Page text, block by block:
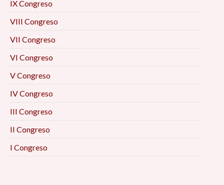
IX Congreso
VIII Congreso
VII Congreso
VI Congreso
V Congreso
IV Congreso
III Congreso
II Congreso
I Congreso